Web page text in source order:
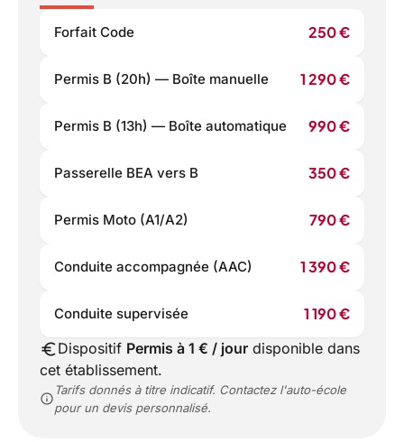
Forfait Code 250 €
Permis B (20h) — Boîte manuelle 1 290 €
Permis B (13h) — Boîte automatique 990 €
Passerelle BEA vers B 350 €
Permis Moto (A1/A2) 790 €
Conduite accompagnée (AAC) 1 390 €
Conduite supervisée 1 190 €
euroDispositif Permis à 1 € / jour disponible dans
cet établissement.
info Tarifs donnés à titre indicatif. Contactez l'auto-école
pour un devis personnalisé.